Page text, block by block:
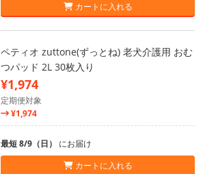
カートに入れる
ペティオ zuttone(ずっとね) 老犬介護用 おむ
つパッド 2L 30枚入り
¥1,974
定期便対象
¥1,974
最短 8/9（日） にお届け
カートに入れる